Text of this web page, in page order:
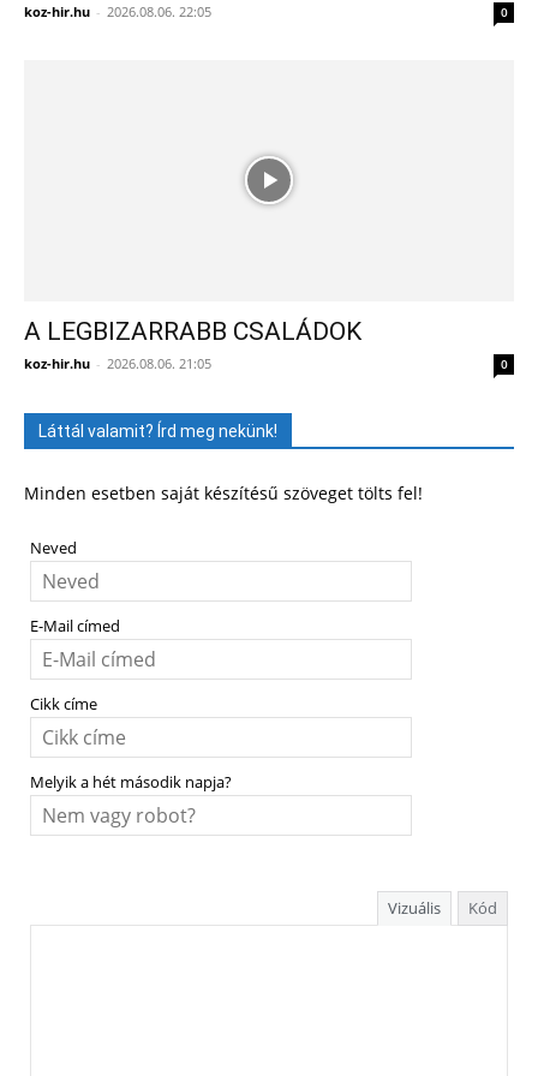
koz-hir.hu - 2026.08.06. 22:05 0
A LEGBIZARRABB CSALÁDOK
koz-hir.hu - 2026.08.06. 21:05 0
Láttál valamit? Írd meg nekünk!
Minden esetben saját készítésű szöveget tölts fel!
Neved
E-Mail címed
Cikk címe
Melyik a hét második napja?
Vizuális Kód